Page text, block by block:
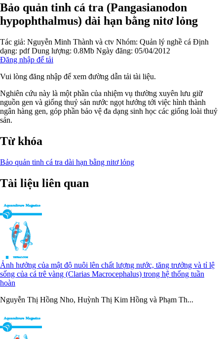
Bảo quản tinh cá tra (Pangasianodon
hypophthalmus) dài hạn bằng nitơ lỏng
Tác giả: Nguyễn Minh Thành và ctv Nhóm: Quản lý nghề cá Định
dạng: pdf Dung lượng: 0.8Mb Ngày đăng: 05/04/2012
Đăng nhập để tải
Vui lòng đăng nhập để xem đường dẫn tải tài liệu.
Nghiên cứu này là một phần của nhiệm vụ thường xuyên lưu giữ
nguồn gen và giống thuỷ sản nước ngọt hướng tới việc hình thành
ngân hàng gen, góp phần bảo vệ đa dạng sinh học các giống loài thuỷ
sản.
Từ khóa
Bảo quản tinh cá tra dài hạn bằng nitơ lỏng
Tài liệu liên quan
Ảnh hưởng của mật độ nuôi lên chất lượng nước, tăng trưởng và tỉ lệ
sống của cá trê vàng (Clarias Macrocephalus) trong hệ thống tuần
hoàn
Nguyễn Thị Hồng Nho, Huỳnh Thị Kim Hồng và Phạm Th...